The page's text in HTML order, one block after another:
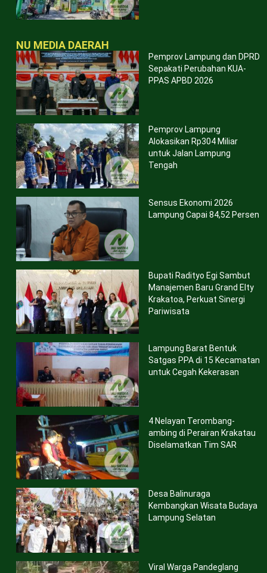
NU MEDIA DAERAH
Pemprov Lampung dan DPRD
Sepakati Perubahan KUA-
PPAS APBD 2026
Pemprov Lampung
Alokasikan Rp304 Miliar
untuk Jalan Lampung
Tengah
Sensus Ekonomi 2026
Lampung Capai 84,52 Persen
Bupati Radityo Egi Sambut
Manajemen Baru Grand Elty
Krakatoa, Perkuat Sinergi
Pariwisata
Lampung Barat Bentuk
Satgas PPA di 15 Kecamatan
untuk Cegah Kekerasan
4 Nelayan Terombang-
ambing di Perairan Krakatau
Diselamatkan Tim SAR
Desa Balinuraga
Kembangkan Wisata Budaya
Lampung Selatan
Viral Warga Pandeglang